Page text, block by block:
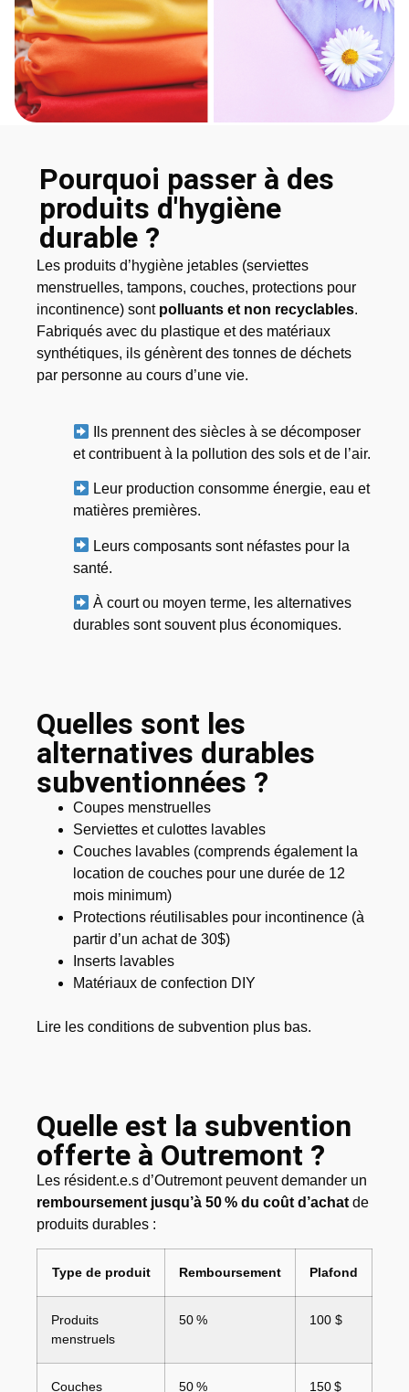
Pourquoi passer à des
produits d'hygiène
durable ?
Les produits d’hygiène jetables (serviettes
menstruelles, tampons, couches, protections pour
incontinence) sont polluants et non recyclables.
Fabriqués avec du plastique et des matériaux
synthétiques, ils génèrent des tonnes de déchets
par personne au cours d’une vie.
Ils prennent des siècles à se décomposer
et contribuent à la pollution des sols et de l’air.
Leur production consomme énergie, eau et
matières premières.
Leurs composants sont néfastes pour la
santé.
À court ou moyen terme, les alternatives
durables sont souvent plus économiques.
Quelles sont les
alternatives durables
subventionnées ?
Coupes menstruelles
Serviettes et culottes lavables
Couches lavables (comprends également la
location de couches pour une durée de 12
mois minimum)
Protections réutilisables pour incontinence (à
partir d’un achat de 30$)
Inserts lavables
Matériaux de confection DIY
Lire les conditions de subvention plus bas.
Quelle est la subvention
offerte à Outremont ?
Les résident.e.s d’Outremont peuvent demander un
remboursement jusqu’à 50 % du coût d’achat de
produits durables :
Type de produit Remboursement Plafond
Produits
menstruels
50 % 100 $
Couches 50 % 150 $